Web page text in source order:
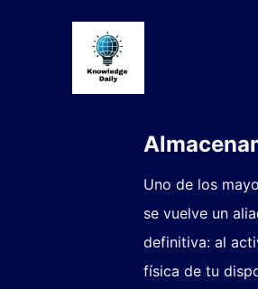
Uno de los
se vuelve un
definitiva: al
física de tu